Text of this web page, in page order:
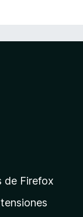
de Firefox